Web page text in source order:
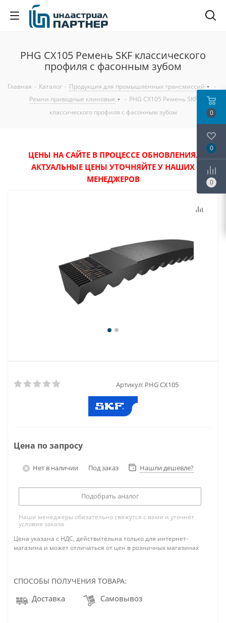
PHG CX105 Ремень SKF классического
профиля с фасонным зубом
Главная - Каталог - Продукция для промышленных трансмиссий
-
Ремни приводные клиновые
- PHG CX105 Ремень SKF
классического профиля с фасонным зубом
ЦЕНЫ НА САЙТЕ В ПРОЦЕССЕ ОБНОВЛЕНИЯ.
АКТУАЛЬНЫЕ ЦЕНЫ УТОЧНЯЙТЕ У НАШИХ
МЕНЕДЖЕРОВ
Артикул: PHG CX105
Цена по запросу
Нет в наличии Под заказ Нашли дешевле?
Подобрать аналог
Наши менеджеры обязательно свяжутся с вами и уточнят
условия заказа
Цена указана с НДС, действительна только для интернет-
магазина и может отличаться от цен в розничных магазинах
СПОСОБЫ ПОЛУЧЕНИЯ ТОВАРА:
Доставка Самовывоз
0
0
0